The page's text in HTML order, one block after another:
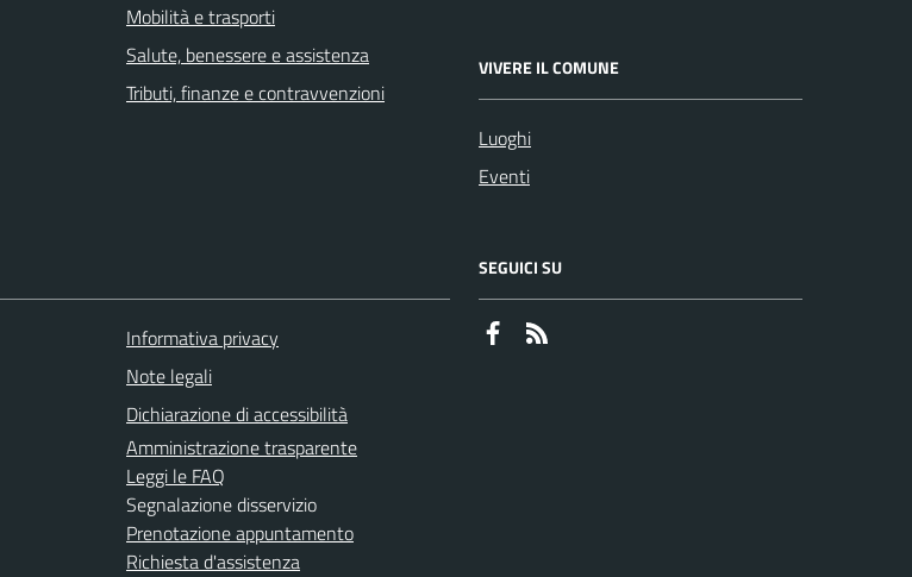
Mobilità e trasporti
Salute, benessere e assistenza
Tributi, finanze e contravvenzioni
VIVERE IL COMUNE
Luoghi
Eventi
Informativa privacy
Note legali
Dichiarazione di accessibilità
Amministrazione trasparente
Leggi le FAQ
Segnalazione disservizio
Prenotazione appuntamento
Richiesta d'assistenza
SEGUICI SU